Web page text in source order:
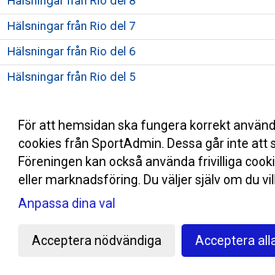
Hälsningar från Rio del 7
Hälsningar från Rio del 6
Hälsningar från Rio del 5
Hälsningar från Rio del 3
Hälsningar från Rio del 2
Första hälsningen från Rio
SNART OLYMPISKA SOMMARSPELEN 2016
För att hemsidan ska fungera korrekt
cookies från SportAdmin. Dessa går inte att
Föreningen kan också använda frivilliga
eller marknadsföring. Du väljer själv om du
Anpassa dina val
Acceptera nödvändiga Acceptera